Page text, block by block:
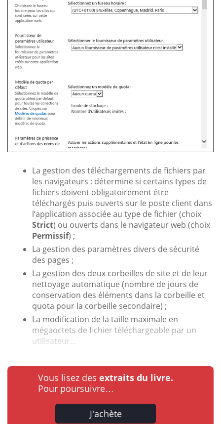
La gestion des téléchargements de fichiers par
les navigateurs : détermine si certains types de
fichiers doivent obligatoirement être
téléchargés puis ouverts sur le poste client dans
l’application associée au type de fichier (choix
Strict) ou ouverts dans le navigateur web (choix
Permissif) ;
La gestion des paramètres divers de sécurité
des pages ;
La gestion des deux corbeilles de site et de leur
nettoyage automatique (nombre de jours de
conservation des éléments dans la corbeille et
quota pour la corbeille secondaire) ;
La modification de la taille maximale en
mégaoctets de fichier téléchargeable par un
utilisateur...
Vous lisez des extraits du livre.
Pour poursuivre…
J'achète